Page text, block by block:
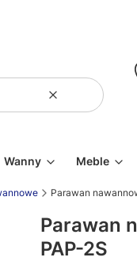
WyczyśćSzukaj
Wanny Meble
Parawan
Parawan
PAP-2S